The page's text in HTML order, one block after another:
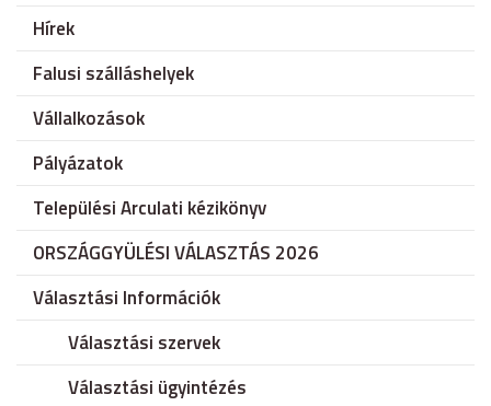
Hírek
Falusi szálláshelyek
Vállalkozások
Pályázatok
Települési Arculati kézikönyv
ORSZÁGGYÜLÉSI VÁLASZTÁS 2026
Választási Információk
Választási szervek
Választási ügyintézés